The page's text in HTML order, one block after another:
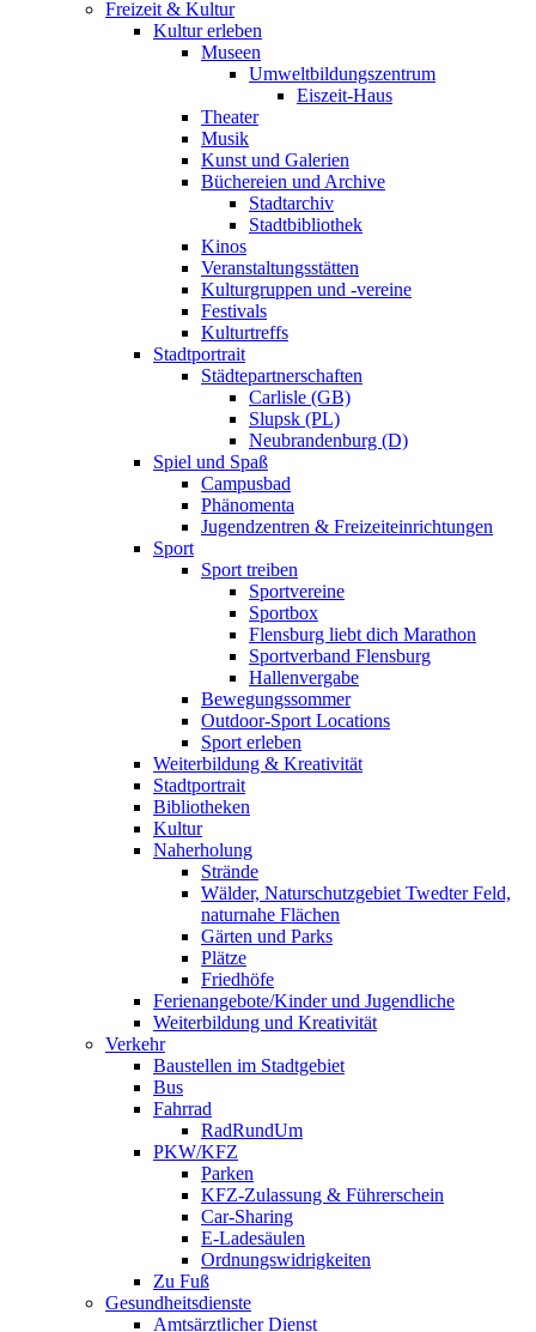
Freizeit & Kultur
Kultur erleben
Museen
Umweltbildungszentrum
Eiszeit-Haus
Theater
Musik
Kunst und Galerien
Büchereien und Archive
Stadtarchiv
Stadtbibliothek
Kinos
Veranstaltungsstätten
Kulturgruppen und -vereine
Festivals
Kulturtreffs
Stadtportrait
Städtepartnerschaften
Carlisle (GB)
Slupsk (PL)
Neubrandenburg (D)
Spiel und Spaß
Campusbad
Phänomenta
Jugendzentren & Freizeiteinrichtungen
Sport
Sport treiben
Sportvereine
Sportbox
Flensburg liebt dich Marathon
Sportverband Flensburg
Hallenvergabe
Bewegungssommer
Outdoor-Sport Locations
Sport erleben
Weiterbildung & Kreativität
Stadtportrait
Bibliotheken
Kultur
Naherholung
Strände
Wälder, Naturschutzgebiet Twedter Feld,
naturnahe Flächen
Gärten und Parks
Plätze
Friedhöfe
Ferienangebote/Kinder und Jugendliche
Weiterbildung und Kreativität
Verkehr
Baustellen im Stadtgebiet
Bus
Fahrrad
RadRundUm
PKW/KFZ
Parken
KFZ-Zulassung & Führerschein
Car-Sharing
E-Ladesäulen
Ordnungswidrigkeiten
Zu Fuß
Gesundheitsdienste
Amtsärztlicher Dienst